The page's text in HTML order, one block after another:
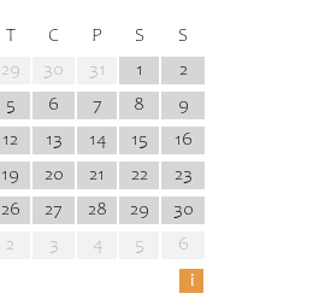
T C P S
S
29 30 31 1
2
5 6 7 8
9
12 13 14 15
16
19 20 21 22
23
26 27 28 29
30
2 3 4 5
6
i